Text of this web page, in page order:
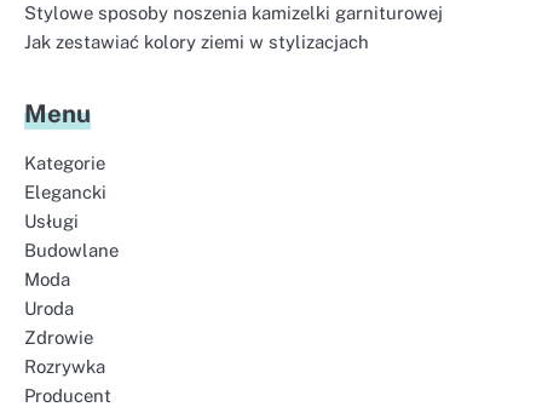
Stylowe sposoby noszenia kamizelki garniturowej
Jak zestawiać kolory ziemi w stylizacjach
Menu
Kategorie
Elegancki
Usługi
Budowlane
Moda
Uroda
Zdrowie
Rozrywka
Producent